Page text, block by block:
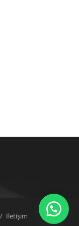
İletişim